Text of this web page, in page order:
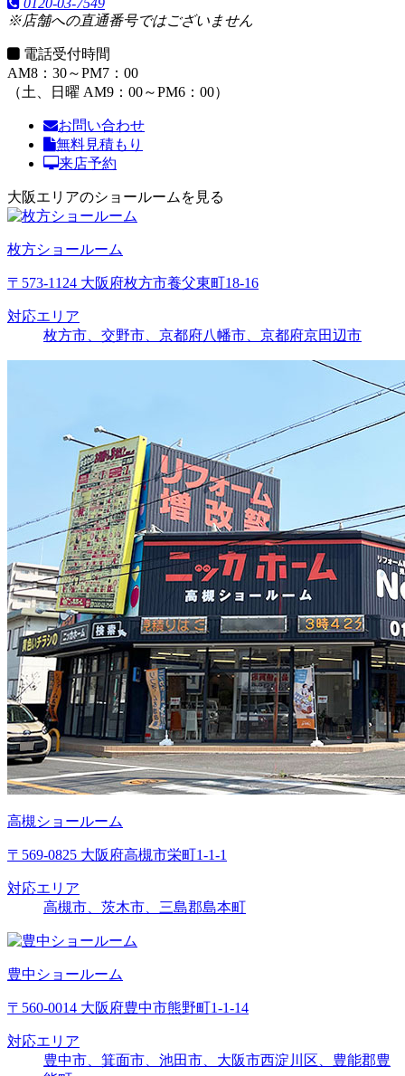
0120-03-7549
※店舗への直通番号ではございません
電話受付時間
AM8：30～PM7：00
（土、日曜 AM9：00～PM6：00）
お問い合わせ
無料見積もり
来店予約
大阪エリアのショールームを見る
枚方ショールーム
〒573-1124 大阪府枚方市養父東町18-16
対応エリア
枚方市、交野市、京都府八幡市、京都府京田辺市
高槻ショールーム
〒569-0825 大阪府高槻市栄町1-1-1
対応エリア
高槻市、茨木市、三島郡島本町
豊中ショールーム
〒560-0014 大阪府豊中市熊野町1-1-14
対応エリア
豊中市、箕面市、池田市、大阪市西淀川区、豊能郡豊